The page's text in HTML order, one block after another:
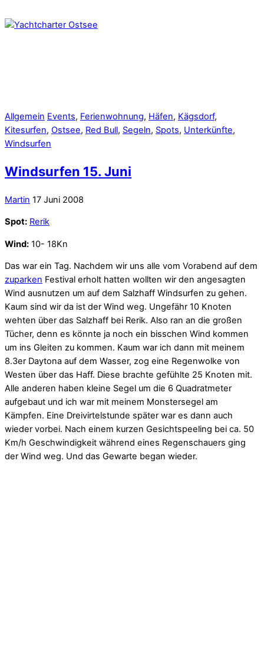
Allgemein Events, Ferienwohnung, Häfen, Kägsdorf,
Kitesurfen, Ostsee, Red Bull, Segeln, Spots, Unterkünfte,
Windsurfen
Windsurfen 15. Juni
Martin 17 Juni 2008
Spot: Rerik
Wind: 10- 18Kn
Das war ein Tag. Nachdem wir uns alle vom Vorabend auf dem
zuparken Festival erholt hatten wollten wir den angesagten
Wind ausnutzen um auf dem Salzhaff Windsurfen zu gehen.
Kaum sind wir da ist der Wind weg. Ungefähr 10 Knoten
wehten über das Salzhaff bei Rerik. Also ran an die großen
Tücher, denn es könnte ja noch ein bisschen Wind kommen
um ins Gleiten zu kommen. Kaum war ich dann mit meinem
8.3er Daytona auf dem Wasser, zog eine Regenwolke von
Westen über das Haff. Diese brachte gefühlte 25 Knoten mit.
Alle anderen haben kleine Segel um die 6 Quadratmeter
aufgebaut und ich war mit meinem Monstersegel am
Kämpfen. Eine Dreivirtelstunde später war es dann auch
wieder vorbei. Nach einem kurzen Gesichtspeeling bei ca. 50
Km/h Geschwindigkeit während eines Regenschauers ging
der Wind weg. Und das Gewarte began wieder.